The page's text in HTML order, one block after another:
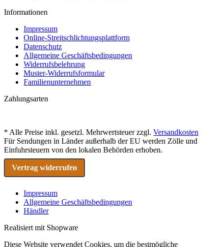
Informationen
Impressum
Online-Streitschlichtungsplattform
Datenschutz
Allgemeine Geschäftsbedingungen
Widerrufsbelehrung
Muster-Widerrufsformular
Familienunternehmen
Zahlungsarten
* Alle Preise inkl. gesetzl. Mehrwertsteuer zzgl. Versandkosten
Für Sendungen in Länder außerhalb der EU werden Zölle und
Einfuhrsteuern von den lokalen Behörden erhoben.
Vertrag widerrufen
Impressum
Allgemeine Geschäftsbedingungen
Händler
Realisiert mit Shopware
Diese Website verwendet Cookies, um die bestmögliche